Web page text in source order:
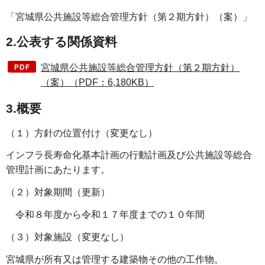
「宮城県公共施設等総合管理方針（第２期方針）（案）」
2.公表する関係資料
宮城県公共施設等総合管理方針（第２期方針）
（案）（PDF：6,180KB）
3.概要
（１）方針の位置付け（変更なし）
インフラ長寿命化基本計画の行動計画及び公共施設等総合
管理計画にあたります。
（２）対象期間（更新）
令和８年度から令和１７年度までの１０年間
（３）対象施設（変更なし）
宮城県が所有又は管理する建築物その他の工作物。